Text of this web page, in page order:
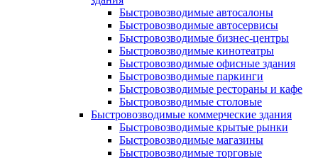
Быстровозводимые автосалоны
Быстровозводимые автосервисы
Быстровозводимые бизнес-центры
Быстровозводимые кинотеатры
Быстровозводимые офисные здания
Быстровозводимые паркинги
Быстровозводимые рестораны и кафе
Быстровозводимые столовые
Быстровозводимые коммерческие здания
Быстровозводимые крытые рынки
Быстровозводимые магазины
Быстровозводимые торговые